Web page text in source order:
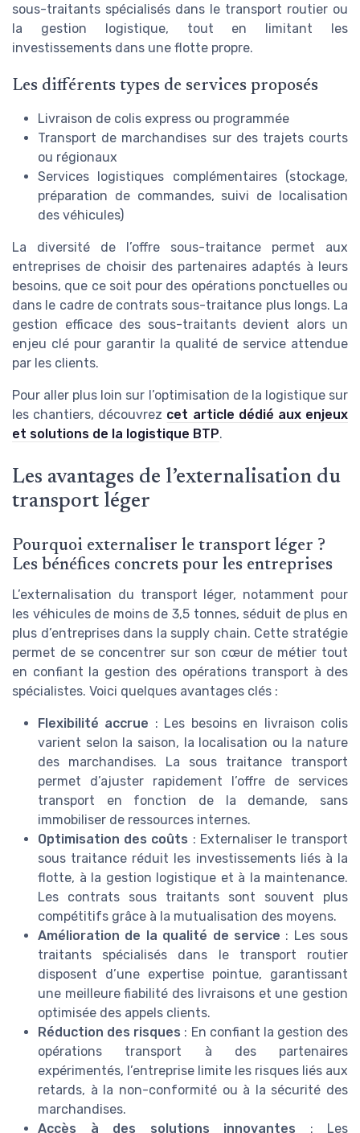
sous-traitants spécialisés dans le transport routier ou
la gestion logistique, tout en limitant les
investissements dans une flotte propre.
Les différents types de services proposés
Livraison de colis express ou programmée
Transport de marchandises sur des trajets courts
ou régionaux
Services logistiques complémentaires (stockage,
préparation de commandes, suivi de localisation
des véhicules)
La diversité de l’offre sous-traitance permet aux
entreprises de choisir des partenaires adaptés à leurs
besoins, que ce soit pour des opérations ponctuelles ou
dans le cadre de contrats sous-traitance plus longs. La
gestion efficace des sous-traitants devient alors un
enjeu clé pour garantir la qualité de service attendue
par les clients.
Pour aller plus loin sur l’optimisation de la logistique sur
les chantiers, découvrez cet article dédié aux enjeux
et solutions de la logistique BTP.
Les avantages de l’externalisation du
transport léger
Pourquoi externaliser le transport léger ?
Les bénéfices concrets pour les entreprises
L’externalisation du transport léger, notamment pour
les véhicules de moins de 3,5 tonnes, séduit de plus en
plus d’entreprises dans la supply chain. Cette stratégie
permet de se concentrer sur son cœur de métier tout
en confiant la gestion des opérations transport à des
spécialistes. Voici quelques avantages clés :
Flexibilité accrue : Les besoins en livraison colis
varient selon la saison, la localisation ou la nature
des marchandises. La sous traitance transport
permet d’ajuster rapidement l’offre de services
transport en fonction de la demande, sans
immobiliser de ressources internes.
Optimisation des coûts : Externaliser le transport
sous traitance réduit les investissements liés à la
flotte, à la gestion logistique et à la maintenance.
Les contrats sous traitants sont souvent plus
compétitifs grâce à la mutualisation des moyens.
Amélioration de la qualité de service : Les sous
traitants spécialisés dans le transport routier
disposent d’une expertise pointue, garantissant
une meilleure fiabilité des livraisons et une gestion
optimisée des appels clients.
Réduction des risques : En confiant la gestion des
opérations transport à des partenaires
expérimentés, l’entreprise limite les risques liés aux
retards, à la non-conformité ou à la sécurité des
marchandises.
Accès à des solutions innovantes : Les